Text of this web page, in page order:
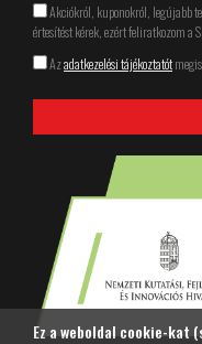
Akciókról, kuponokról, legújabb
értesítést kérek, ezért feliratkozom a
Azadatkezelési tájékoztatót
Ez a weboldal cookie-kat